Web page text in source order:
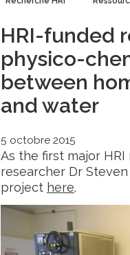
HRI-funded
physico-
between
and water
5 octobre 2015
As the first major
researcher Dr
project here.